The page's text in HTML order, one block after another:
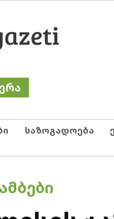
საზოგადოება